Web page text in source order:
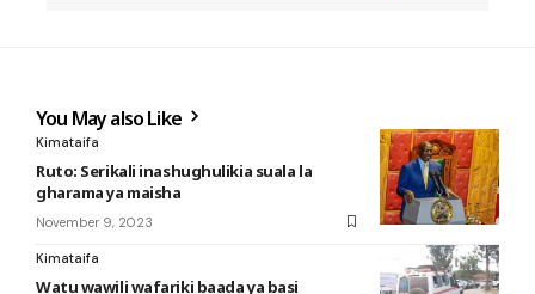
You May also Like
Kimataifa
Ruto: Serikali inashughulikia suala la
gharama ya maisha
November 9, 2023
Kimataifa
Watu wawili wafariki baada ya basi